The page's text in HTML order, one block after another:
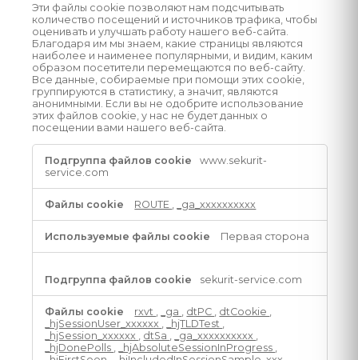
Эти файлы cookie позволяют нам подсчитывать
количество посещений и источников трафика, чтобы
оценивать и улучшать работу нашего веб-сайта.
Благодаря им мы знаем, какие страницы являются
наиболее и наименее популярными, и видим, каким
образом посетители перемещаются по веб-сайту.
Все данные, собираемые при помощи этих cookie,
группируются в статистику, а значит, являются
анонимными. Если вы не одобрите использование
этих файлов cookie, у нас не будет данных о
посещении вами нашего веб-сайта.
Эксплуатационные
файлы
cookie
www.sekurit-
service.com
ROUTE _ga_xxxxxxxxxx
Первая сторона
sekurit-service.com
rxvt _ga dtPC dtCookie
_hjSessionUser_xxxxxx
_hjTLDTest
_hjSession_xxxxxx
dtSa _ga_xxxxxxxxxx
_hjDonePolls
_hjAbsoluteSessionInProgress